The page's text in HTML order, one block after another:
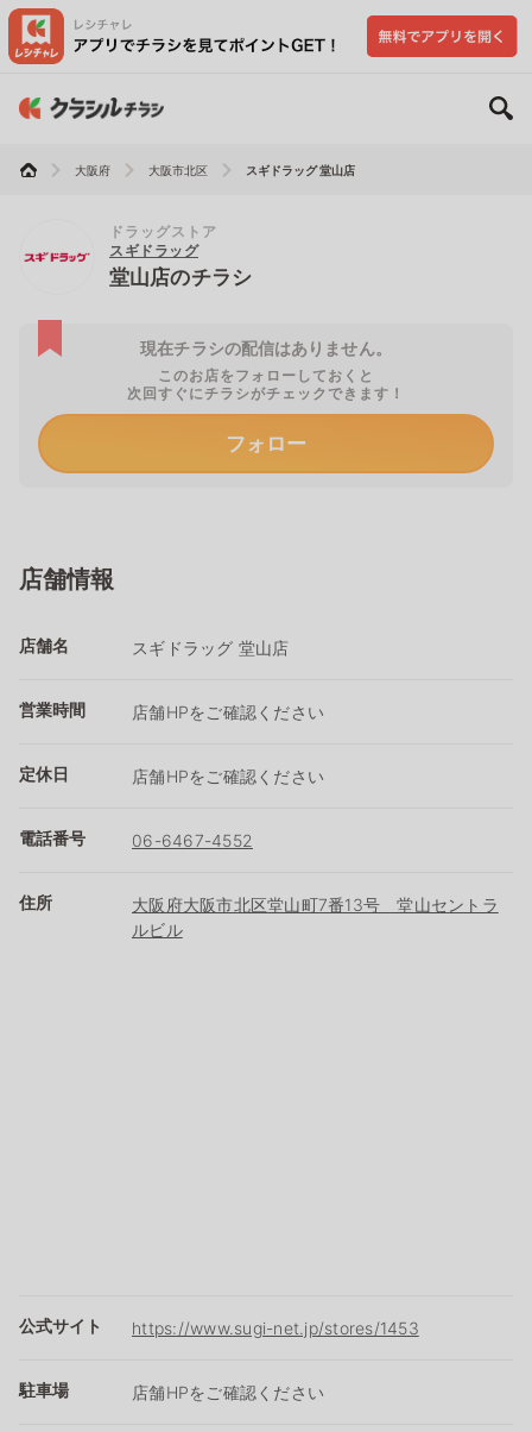
大阪府 大阪市北区 スギドラッグ 堂山店
ドラッグストア
スギドラッグ
堂山店のチラシ
現在チラシの配信はありません。
このお店をフォローしておくと
次回すぐにチラシがチェックできます！
フォロー
店舗情報
店舗名 スギドラッグ 堂山店
営業時間 店舗HPをご確認ください
定休日 店舗HPをご確認ください
電話番号 06-6467-4552
住所
大阪府大阪市北区堂山町7番13号 堂山セントラ
ルビル
公式サイト https://www.sugi-net.jp/stores/1453
駐車場 店舗HPをご確認ください